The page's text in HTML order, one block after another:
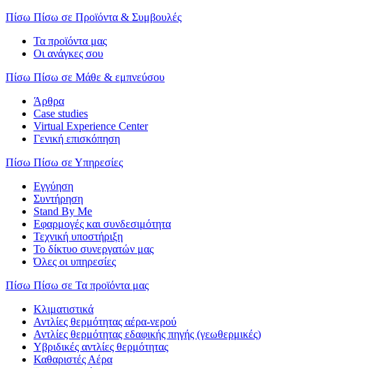
Πίσω Πίσω σε Προϊόντα & Συμβουλές
Τα προϊόντα μας
Οι ανάγκες σου
Πίσω Πίσω σε Μάθε & εμπνεύσου
Άρθρα
Case studies
Virtual Experience Center
Γενική επισκόπηση
Πίσω Πίσω σε Υπηρεσίες
Εγγύηση
Συντήρηση
Stand By Me
Εφαρμογές και συνδεσιμότητα
Τεχνική υποστήριξη
Το δίκτυο συνεργατών μας
Όλες οι υπηρεσίες
Πίσω Πίσω σε Τα προϊόντα μας
Κλιματιστικά
Αντλίες θερμότητας αέρα-νερού
Αντλίες θερμότητας εδαφικής πηγής (γεωθερμικές)
Υβριδικές αντλίες θερμότητας
Καθαριστές Αέρα